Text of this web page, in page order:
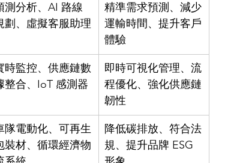
測分析、AI 路線
劃、虛擬客服助理
精準需求預測、減少
運輸時間、提升客戶
體驗
時監控、供應鏈數
整合、IoT 感測器
即時可視化管理、流
程優化、強化供應鏈
韌性
隊電動化、可再生
裝材、循環經濟物
降低碳排放、符合法
規、提升品牌 ESG